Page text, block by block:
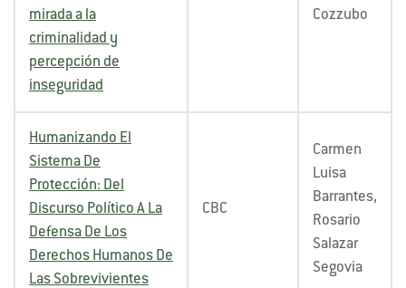
mirada a la
criminalidad y
percepción de
inseguridad
Cozzubo
Humanizando El
Sistema De
Protección: Del
Discurso Político A La
Defensa De Los
Derechos Humanos De
Las Sobrevivientes
CBC
Carmen
Luisa
Barrantes,
Rosario
Salazar
Segovia